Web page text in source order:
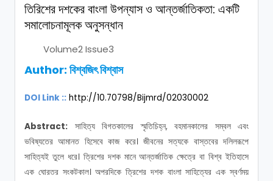
তিরিশের দশকের বাংলা উপন্যাস ও আন্তর্জাতিকতা: একটি
সমালোচনামূলক অনুসন্ধান
Volume2 Issue3
Author: বিশ্বজিৎ বিশ্বাস
DOI Link :: http://10.70798/Bijmrd/02030002
Abstract: সাহিত্য বিগতকালের স্মৃতিচিহ্ন, বহমানকালের সম্বল এবং
ভবিষ্যতের আমানত হিসেবে কাজ করে। জীবনের সত্যকে বাস্তবের দলিলরূপে
সাহিত্যই তুলে ধরে। ত্রিশের দশক মানে আন্তর্জাতিক ক্ষেত্রে বা বিশ্ব ইতিহাসে
এক ঘোরতর সংকটকাল। অপরদিকে ত্রিশের দশক বাংলা সাহিত্যের এক স্বর্ণময়